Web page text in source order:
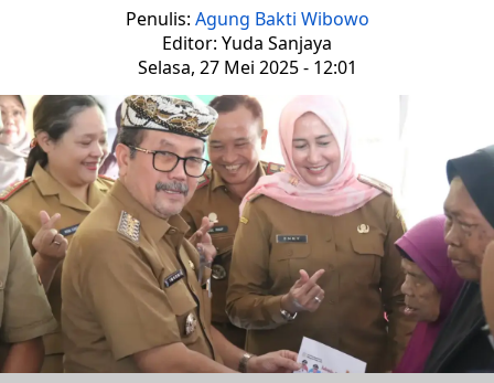
Penulis: Agung Bakti Wibowo
Editor: Yuda Sanjaya
Selasa, 27 Mei 2025 - 12:01